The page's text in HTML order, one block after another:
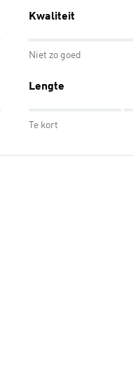
Kwaliteit
Niet zo goed
Lengte
Te kort